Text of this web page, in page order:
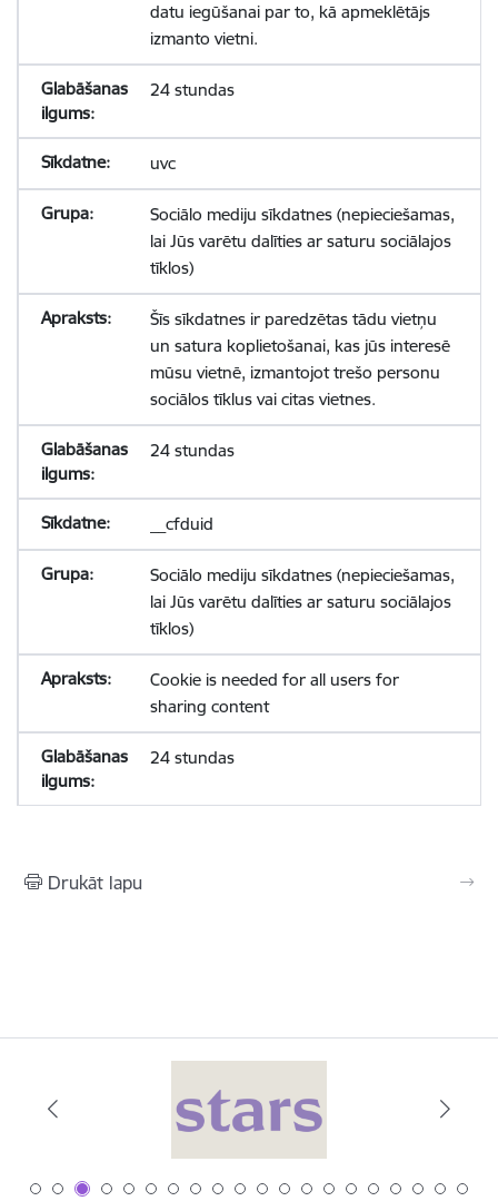
datu iegūšanai par to, kā apmeklētājs
izmanto vietni.
24 stundas
uvc
Sociālo mediju sīkdatnes (nepieciešamas,
lai Jūs varētu dalīties ar saturu sociālajos
tīklos)
Šīs sīkdatnes ir paredzētas tādu vietņu
un satura koplietošanai, kas jūs interesē
mūsu vietnē, izmantojot trešo personu
sociālos tīklus vai citas vietnes.
24 stundas
__cfduid
Sociālo mediju sīkdatnes (nepieciešamas,
lai Jūs varētu dalīties ar saturu sociālajos
tīklos)
Cookie is needed for all users for
sharing content
24 stundas
Drukāt lapu